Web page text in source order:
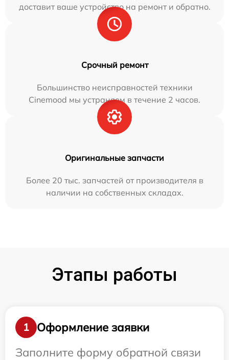
доставит ваше устройство на ремонт и обратно.
Срочный ремонт
Большинство неисправностей техники
Cinemood мы устраняем в течение 2 часов.
Оригинальные запчасти
Более 20 тыс. запчастей от производителя в
наличии на собственных складах.
Этапы работы
1
Оформление заявки
Заполните форму обратной связи